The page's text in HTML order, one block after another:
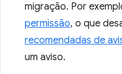
migração. Por
permissão, o que
recomendadas de
um aviso.